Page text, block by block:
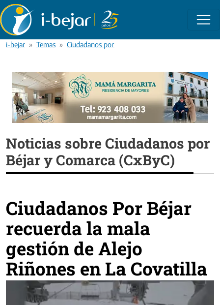
Pasar al contenido principal
i-bejar Temas Ciudadanos por Béjar y Comarca (CxByC)
Noticias sobre Ciudadanos por
Béjar y Comarca (CxByC)
Ciudadanos Por Béjar
recuerda la mala
gestión de Alejo
Riñones en La Covatilla